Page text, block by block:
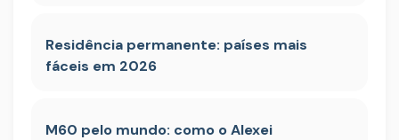
Residência permanente: países mais
fáceis em 2026
M60 pelo mundo: como o Alexei